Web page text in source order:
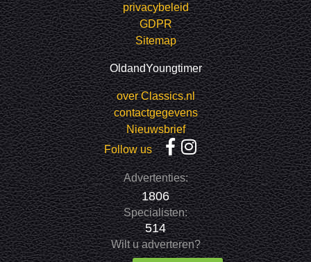
privacybeleid
GDPR
Sitemap
OldandYoungtimer
over Classics.nl
contactgegevens
Nieuwsbrief
Follow us
Advertenties:
1806
Specialisten:
514
Wilt u adverteren?